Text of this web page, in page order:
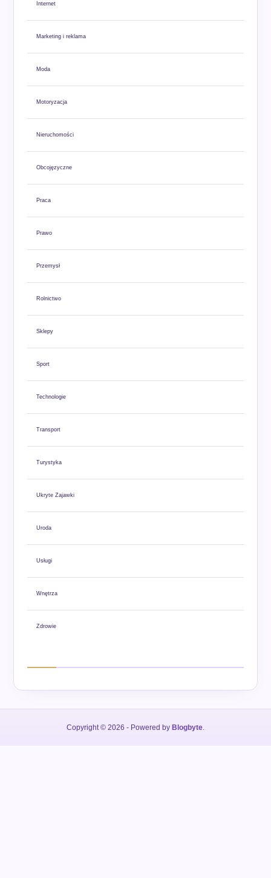
Internet
Marketing i reklama
Moda
Motoryzacja
Nieruchomości
Obcojęzyczne
Praca
Prawo
Przemysł
Rolnictwo
Sklepy
Sport
Technologie
Transport
Turystyka
Ukryte Zajawki
Uroda
Usługi
Wnętrza
Zdrowie
Copyright © 2026 - Powered by Blogbyte.